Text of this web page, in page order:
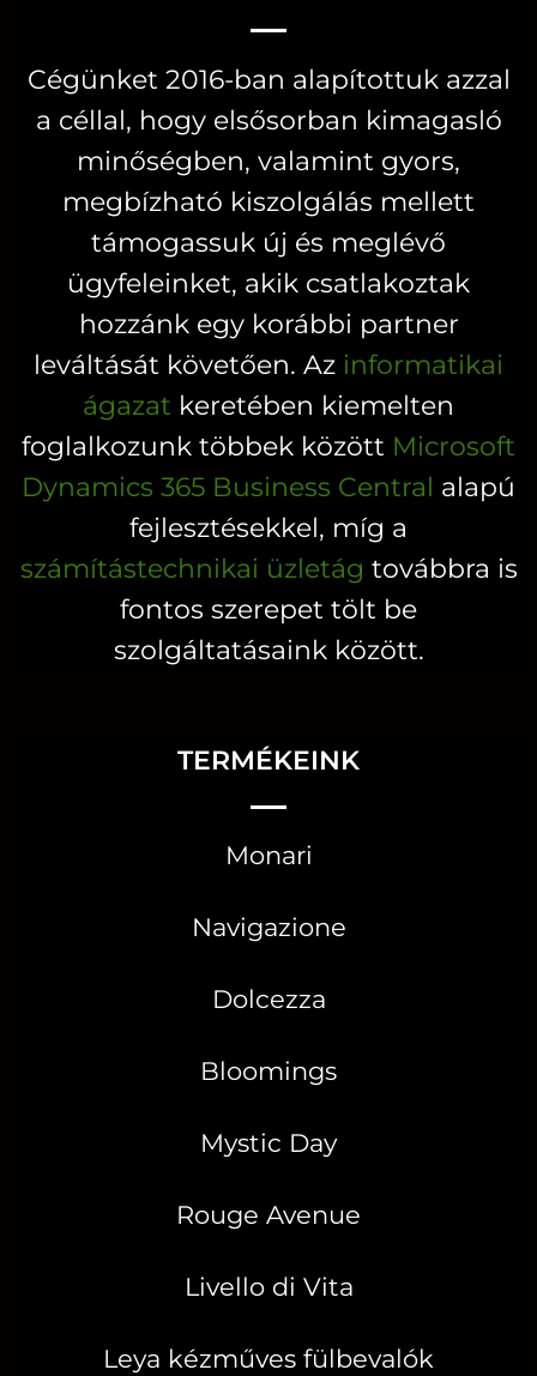
A
változatok
a
termékoldalon
ki
A
változatok
a
ki
Cégünket 2016-ban alapítottuk azzal
a céllal, hogy elsősorban kimagasló
minőségben, valamint gyors,
megbízható kiszolgálás mellett
támogassuk új és meglévő
ügyfeleinket, akik csatlakoztak
hozzánk egy korábbi partner
leváltását követően. Az informatikai
ágazat keretében kiemelten
foglalkozunk többek között Microsoft
Dynamics 365 Business Central alapú
fejlesztésekkel, míg a
számítástechnikai üzletág továbbra is
fontos szerepet tölt be
szolgáltatásaink között.
TERMÉKEINK
Monari
Navigazione
Dolcezza
Bloomings
Mystic Day
Rouge Avenue
Livello di Vita
Leya kézműves fülbevalók